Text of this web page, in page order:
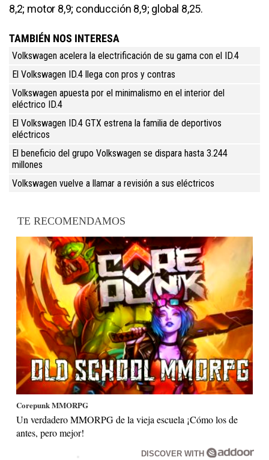
8,2; motor 8,9; conducción 8,9; global 8,25.
TAMBIÉN NOS INTERESA
Volkswagen acelera la electrificación de su gama con el ID.4
El Volkswagen ID.4 llega con pros y contras
Volkswagen apuesta por el minimalismo en el interior del
eléctrico ID.4
El Volkswagen ID.4 GTX estrena la familia de deportivos
eléctricos
El beneficio del grupo Volkswagen se dispara hasta 3.244
millones
Volkswagen vuelve a llamar a revisión a sus eléctricos
TE RECOMENDAMOS
Corepunk MMORPG
Un verdadero MMORPG de la vieja escuela ¡Cómo los de
antes, pero mejor!
DISCOVER WITH